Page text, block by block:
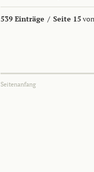
539 Einträge / Seite 15
Seitenanfang